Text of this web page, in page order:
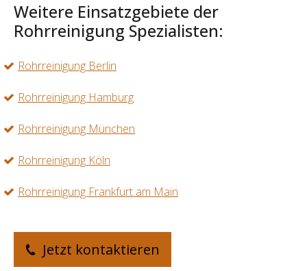
Weitere Einsatzgebiete der
Rohrreinigung Spezialisten:
Rohrreinigung Berlin
Rohrreinigung Hamburg
Rohrreinigung München
Rohrreinigung Köln
Rohrreinigung Frankfurt am Main
Jetzt kontaktieren